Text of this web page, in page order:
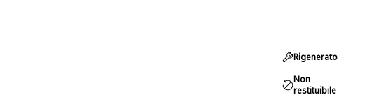
Rigenerato
Non
restituibile